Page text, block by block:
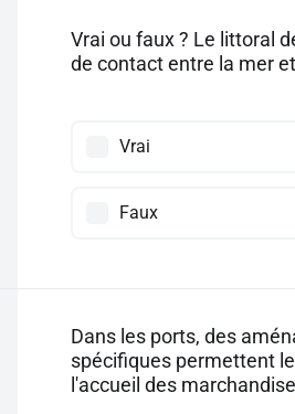
Vrai ou faux ? Le littoral
de contact entre la mer
Vrai
Faux
Dans les ports, des
spécifiques permettent
l'accueil des